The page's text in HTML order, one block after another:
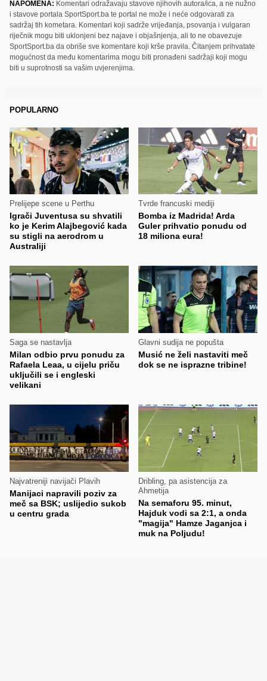
NAPOMENA: Komentari odražavaju stavove njihovih autora/ica, a ne nužno
i stavove portala SportSport.ba te portal ne može i neće odgovarati za
sadržaj tih kometara. Komentari koji sadrže vrijeđanja, psovanja i vulgaran
riječnik mogu biti uklonjeni bez najave i objašnjenja, ali to ne obavezuje
SportSport.ba da obriše sve komentare koji krše pravila. Čitanjem prihvatate
mogućnost da među komentarima mogu biti pronađeni sadržaji koji mogu
biti u suprotnosti sa vašim uvjerenjima.
POPULARNO
Prelijepe scene u Perthu
Igrači Juventusa su shvatili
ko je Kerim Alajbegović kada
su stigli na aerodrom u
Australiji
Tvrde francuski mediji
Bomba iz Madrida! Arda
Guler prihvatio ponudu od
18 miliona eura!
Saga se nastavlja
Milan odbio prvu ponudu za
Rafaela Leaa, u cijelu priču
uključili se i engleski
velikani
Glavni sudija ne popušta
Musić ne želi nastaviti meč
dok se ne isprazne tribine!
Najvatreniji navijači Plavih
Manijaci napravili poziv za
meč sa BSK; uslijedio sukob
u centru grada
Dribling, pa asistencija za
Ahmetija
Na semaforu 95. minut,
Hajduk vodi sa 2:1, a onda
"magija" Hamze Jaganjca i
muk na Poljudu!